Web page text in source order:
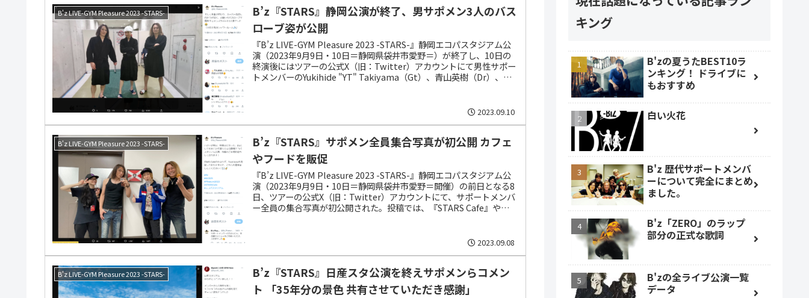
B'z LIVE-GYM Pleasure 2023 -STARS-
B’z『STARS』静岡公演が終了、男サポメン3人のバス
ローブ姿が公開
『B’z LIVE-GYM Pleasure 2023 -STARS-』静岡エコパスタジアム公
演（2023年9月9日・10日＝静岡県袋井市愛野＝）が終了し、10日の
終演後にはツアーの公式X（旧：Twitter）アカウントにて男性サポー
トメンバーのYukihide "YT" Takiyama（Gt）、青山英樹（Dr）、川
2023.09.10
B'z LIVE-GYM Pleasure 2023 -STARS-
B’z『STARS』サポメン全員集合写真が初公開 カフェ
やフードを販促
『B’z LIVE-GYM Pleasure 2023 -STARS-』静岡エコパスタジアム公
演（2023年9月9日・10日＝静岡県袋井市愛野＝開催）の前日となる8
日、ツアーの公式X（旧：Twitter）アカウントにて、サポートメンバ
ー全員の集合写真が初公開された。投稿では、『STARS Cafe』や
2023.09.08
B'z LIVE-GYM Pleasure 2023 -STARS-
B’z『STARS』日産スタ公演を終えサポメンらコメン
ト 「35年分の景色 共有させていただき感謝」
キング
B'zの夏うたBEST10ラ
ンキング！ ドライブに
もおすすめ
白い火花
B'z 歴代サポートメンバ
ーについて完全にまとめ
ました。
B'z「ZERO」のラップ
部分の正式な歌詞
B'zの全ライブ公演一覧
データ